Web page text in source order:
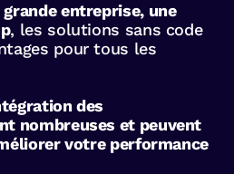
grande entreprise, une
, les solutions sans code
pour tous les
des
nombreuses et peuvent
votre performance